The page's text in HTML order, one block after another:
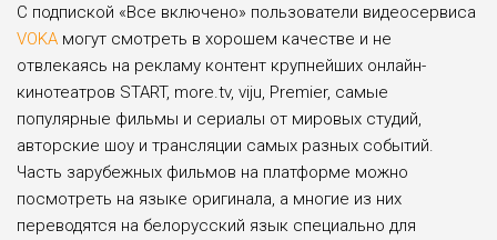
С подпиской «Все включено» пользователи видеосервиса
VOKA могут смотреть в хорошем качестве и не
отвлекаясь на рекламу контент крупнейших онлайн-
кинотеатров START, more.tv, viju, Premier, самые
популярные фильмы и сериалы от мировых студий,
авторские шоу и трансляции самых разных событий.
Часть зарубежных фильмов на платформе можно
посмотреть на языке оригинала, а многие из них
переводятся на белорусский язык специально для